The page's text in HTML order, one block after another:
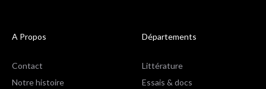
A Propos
Contact
Notre histoire
Départements
Littérature
Essais & docs